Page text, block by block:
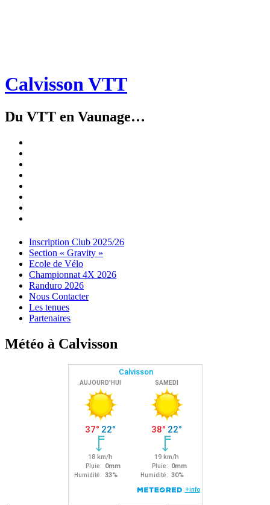
Calvisson VTT
Du VTT en Vaunage…
Menu
Widgets
Recherche
Aller
contenu
Inscription Club 2025/26
Section « Gravity »
Ecole de Vélo
Championnat 4X 2026
Randuro 2026
Nous Contacter
Les tenues
Partenaires
Météo à Calvisson